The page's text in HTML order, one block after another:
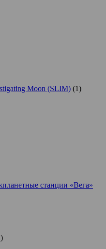
Moon (SLIM) (1)
станции «Вега»